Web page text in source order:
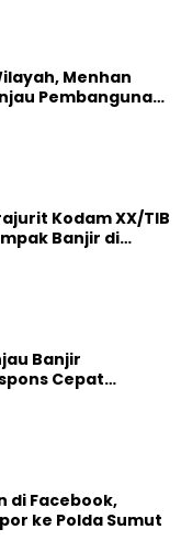
Menhan
Pembangunan
Kodam XX/TIB
Banjir di
Banjir
Cepat
di Facebook,
ke Polda Sumut